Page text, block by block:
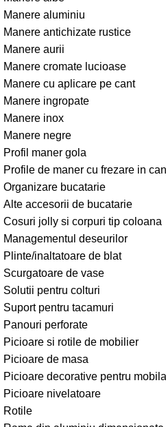
Manere aluminiu
Manere antichizate rustice
Manere aurii
Manere cromate lucioase
Manere cu aplicare pe cant
Manere ingropate
Manere inox
Manere negre
Profil maner gola
Profile de maner cu frezare in
Organizare bucatarie
Alte accesorii de bucatarie
Cosuri jolly si corpuri tip coloana
Managementul deseurilor
Plinte/inaltatoare de blat
Scurgatoare de vase
Solutii pentru colturi
Suport pentru tacamuri
Panouri perforate
Picioare si rotile de mobilier
Picioare de masa
Picioare decorative pentru mobila
Picioare nivelatoare
Rotile